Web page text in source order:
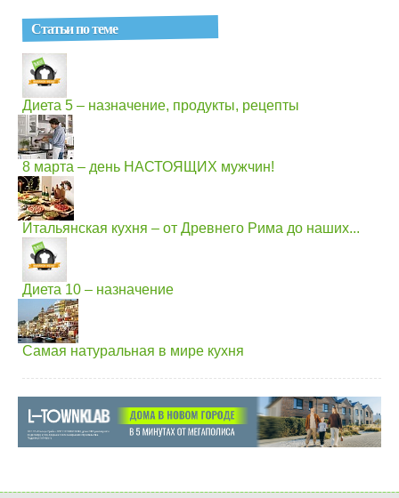
Статьи по теме
Диета 5 – назначение, продукты, рецепты
8 марта – день НАСТОЯЩИХ мужчин!
Итальянская кухня – от Древнего Рима до наших...
Диета 10 – назначение
Самая натуральная в мире кухня